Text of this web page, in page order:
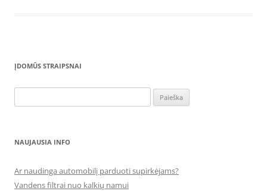
ĮDOMŪS STRAIPSNAI
NAUJAUSIA INFO
Ar naudinga automobilį parduoti supirkėjams?
Vandens filtrai nuo kalkių namui